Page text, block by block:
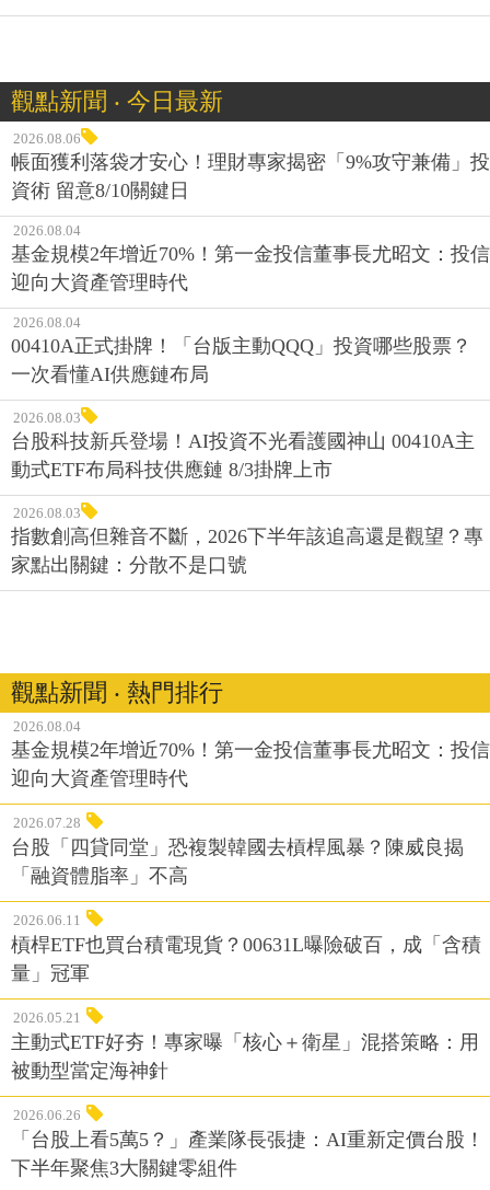
觀點新聞 ‧ 今日最新
2026.08.06
帳面獲利落袋才安心！理財專家揭密「9%攻守兼備」投
資術 留意8/10關鍵日
2026.08.04
基金規模2年增近70%！第一金投信董事長尤昭文：投信
迎向大資產管理時代
2026.08.04
00410A正式掛牌！「台版主動QQQ」投資哪些股票？
一次看懂AI供應鏈布局
2026.08.03
台股科技新兵登場！AI投資不光看護國神山 00410A主
動式ETF布局科技供應鏈 8/3掛牌上市
2026.08.03
指數創高但雜音不斷，2026下半年該追高還是觀望？專
家點出關鍵：分散不是口號
觀點新聞 ‧ 熱門排行
2026.08.04
基金規模2年增近70%！第一金投信董事長尤昭文：投信
迎向大資產管理時代
2026.07.28
台股「四貸同堂」恐複製韓國去槓桿風暴？陳威良揭
「融資體脂率」不高
2026.06.11
槓桿ETF也買台積電現貨？00631L曝險破百，成「含積
量」冠軍
2026.05.21
主動式ETF好夯！專家曝「核心＋衛星」混搭策略：用
被動型當定海神針
2026.06.26
「台股上看5萬5？」產業隊長張捷：AI重新定價台股！
下半年聚焦3大關鍵零組件